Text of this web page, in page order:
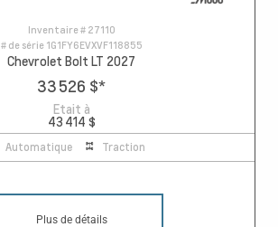
Inventaire # 27110
# de série 1G1FY6EVXVF118855
Chevrolet Bolt LT 2027
33 526 $*
Etait à
43 414 $
Automatique Traction
Plus de détails